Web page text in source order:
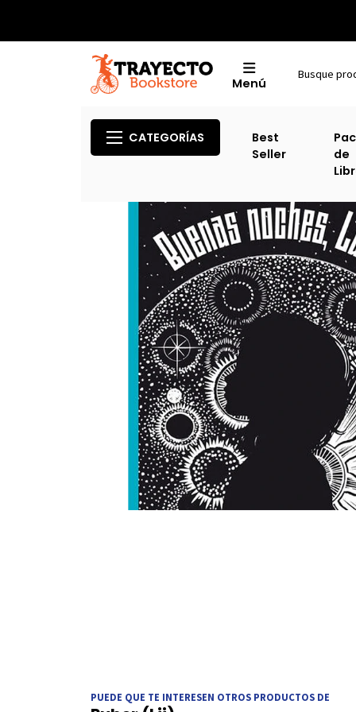
Menú
CATEGORÍAS
Best
Seller
de
PUEDE QUE TE INTERESEN OTROS PRODUCTOS DE